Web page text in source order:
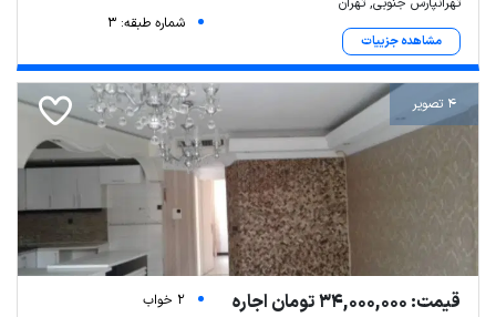
مشاهده جزییات
شماره طبقه: 3
4 تصویر
قیمت: 34,000,000 تومان اجاره
2 خواب